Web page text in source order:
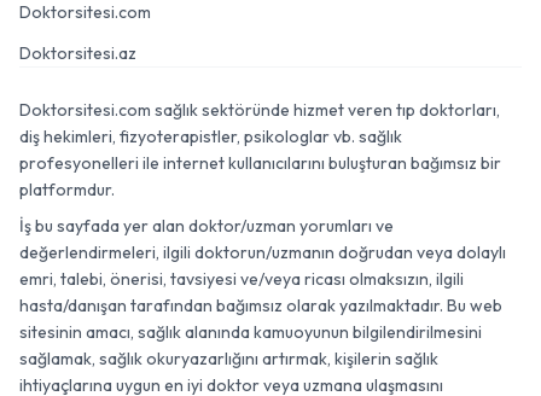
Doktorsitesi.com
Doktorsitesi.az
Doktorsitesi.com sağlık sektöründe hizmet veren tıp doktorları,
diş hekimleri, fizyoterapistler, psikologlar vb. sağlık
profesyonelleri ile internet kullanıcılarını buluşturan bağımsız bir
platformdur.
İş bu sayfada yer alan doktor/uzman yorumları ve
değerlendirmeleri, ilgili doktorun/uzmanın doğrudan veya dolaylı
emri, talebi, önerisi, tavsiyesi ve/veya ricası olmaksızın, ilgili
hasta/danışan tarafından bağımsız olarak yazılmaktadır. Bu web
sitesinin amacı, sağlık alanında kamuoyunun bilgilendirilmesini
sağlamak, sağlık okuryazarlığını artırmak, kişilerin sağlık
ihtiyaçlarına uygun en iyi doktor veya uzmana ulaşmasını